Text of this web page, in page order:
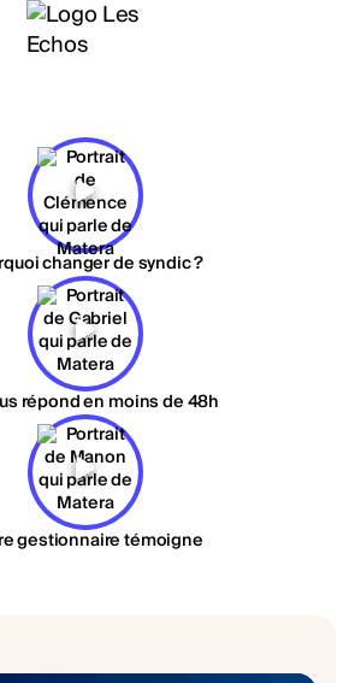
changer de syndic ?
répond en moins de 48h
gestionnaire témoigne